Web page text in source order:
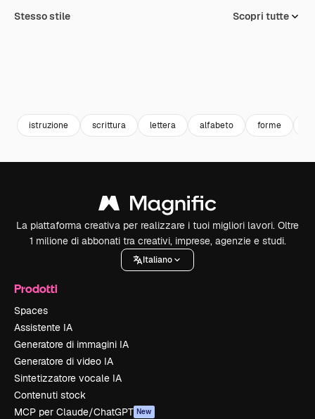
Stesso stile Scopri tutte
istruzione scrittura lettera alfabeto forme
La piattaforma creativa per realizzare i tuoi migliori lavori. Oltre
1 milione di abbonati tra creativi, imprese, agenzie e studi.
Italiano
Prodotti
Spaces
Assistente IA
Generatore di immagini IA
Generatore di video IA
Sintetizzatore vocale IA
Contenuti stock
MCP per Claude/ChatGPT New